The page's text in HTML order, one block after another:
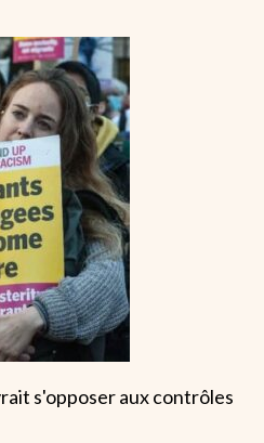
s'opposer aux contrôles